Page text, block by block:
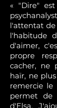
« "Dire"
l'attentat de
l'habitude
d'aimer,
propre
cacher, ne
haïr, ne
remercie le
permet de
d'Elsa.